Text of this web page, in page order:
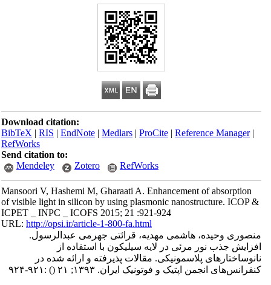
Download citation:
BibTeX|RIS|EndNote|Medlars|ProCite|Reference Manager
RefWorks
Send citation to:
Mendeley
Zotero RefWorks
Mansoori V, Hashemi M, Gharaati A. Enhancement of absorption
of visible light in silicon by using plasmonic nanostructure. ICOP &
ICPET _ INPC _ ICOFS 2015; 21 :921-924
URL:http://opsi.ir/article-1-800-fa.html
منصوری وحیده، هاشمی مهدیه، قرائتی جهرمی عبدالرسول.
افزایش جذب نور مرئی در لایه سیلیکون با استفاده از
نانوساختارهای پلاسمونیکی. مقالات پذیرفته و ارائه شده در
کنفرانس‌های انجمن اپتیک و فوتونیک ایران. ۱۳۹۳; ۲۱
() :۹۲۱-۹۲۴